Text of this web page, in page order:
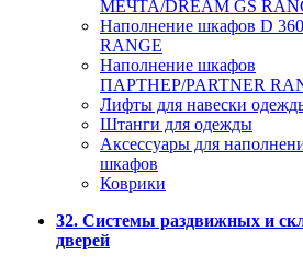
МЕЧТА/DREAM GS
Наполнение шкафов D
RANGE
Наполнение шкафов
ПАРТНЕР/PARTNER
Лифты для навески
Штанги для одежды
Аксессуары для
шкафов
Коврики
32. Системы раздвижных и
дверей